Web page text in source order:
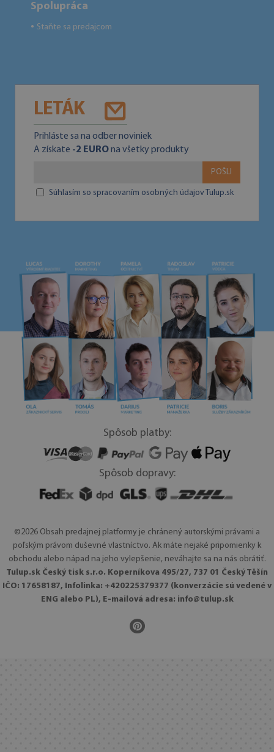
Spolupráca
● Staňte sa predajcom
LETÁK
Prihláste sa na odber noviniek
A získate -2 EUROna všetky produkty
POŠLI
Súhlasím so spracovaním osobných údajov Tulup.sk
Spôsob platby:
Spôsob dopravy:
©2026 Obsah predajnej platformy je chránený autorskými právami a
poľským právom duševné vlastníctvo. Ak máte nejaké pripomienky k
obchodu alebo nápad na jeho vylepšenie, neváhajte sa na nás obrátiť.
Tulup.sk Český tisk s.r.o. Koperníkova 495/27, 737 01 Český Těšín
IČO: 17658187, Infolinka: +420225379377 (konverzácie sú vedené v
ENG alebo PL), E-mailová adresa: info@tulup.sk